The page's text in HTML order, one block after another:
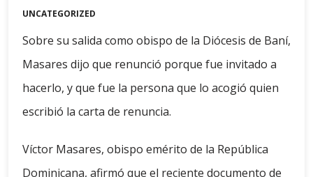
UNCATEGORIZED
Sobre su salida como obispo de la Diócesis de Baní,
Masares dijo que renunció porque fue invitado a
hacerlo, y que fue la persona que lo acogió quien
escribió la carta de renuncia.
Víctor Masares, obispo emérito de la República
Dominicana, afirmó que el reciente documento de